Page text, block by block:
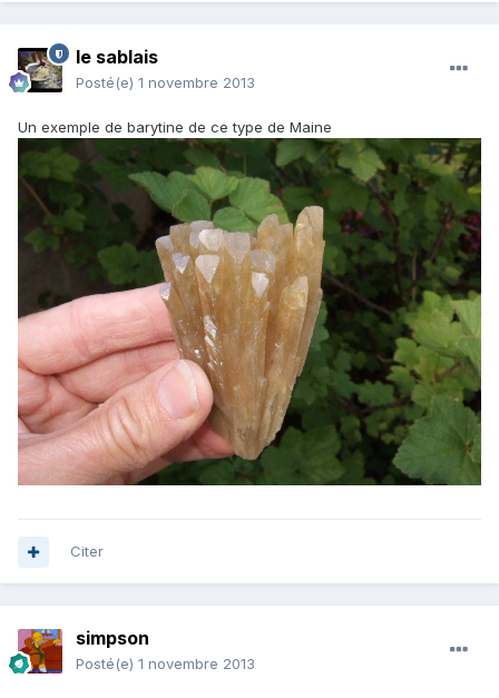
le sablais
Posté(e) 1 novembre 2013
Un exemple de barytine de ce type de Maine
Citer
simpson
Posté(e) 1 novembre 2013